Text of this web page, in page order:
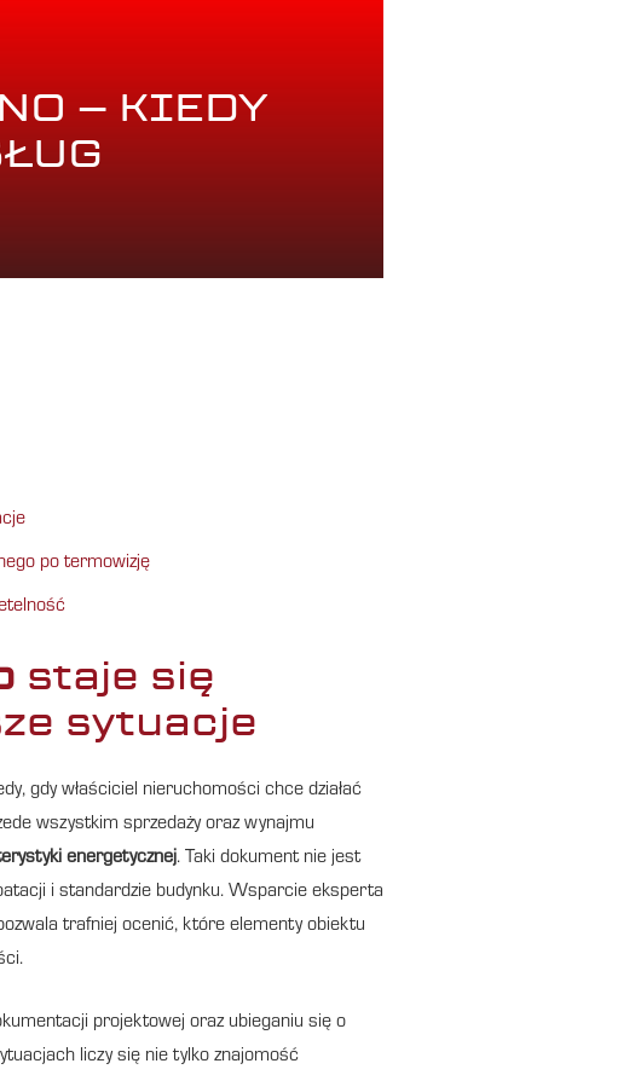
– KIEDY
po termowizję
staje się
sytuacje
gdy właściciel nieruchomości chce działać
wszystkim sprzedaży oraz wynajmu
energetycznej. Taki dokument nie jest
i standardzie budynku. Wsparcie eksperta
trafniej ocenić, które elementy obiektu
projektowej oraz ubieganiu się o
liczy się nie tylko znajomość